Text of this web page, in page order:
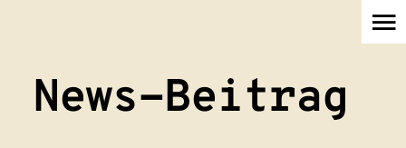
News-Beitrag